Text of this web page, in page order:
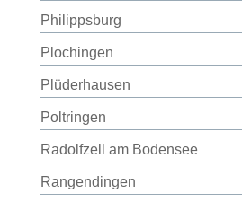
Philippsburg
Plochingen
Plüderhausen
Poltringen
Radolfzell am Bodensee
Rangendingen